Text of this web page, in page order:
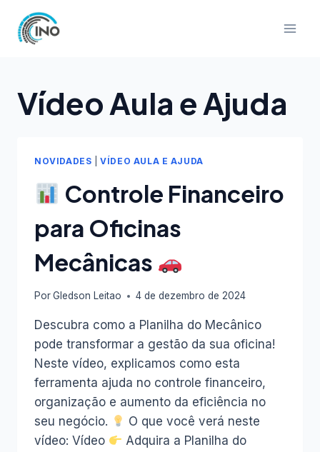
para
Vídeo Aula e Ajuda
NOVIDADES |VÍDEO AULA E AJUDA
Controle Financeiro
para Oficinas
Mecânicas
PorGledson Leitao 4 de dezembro de 2024
Descubra como a Planilha do Mecânico
pode transformar a gestão da sua oficina!
Neste vídeo, explicamos como esta
ferramenta ajuda no controle financeiro,
organização e aumento da eficiência no
seu negócio.
O que você verá neste
vídeo: Vídeo
Adquira a Planilha do